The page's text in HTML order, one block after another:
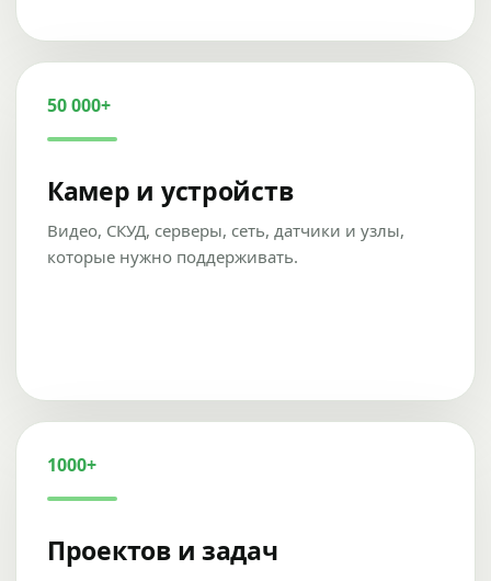
50 000+
Камер и устройств
Видео, СКУД, серверы, сеть, датчики и узлы,
которые нужно поддерживать.
1000+
Проектов и задач